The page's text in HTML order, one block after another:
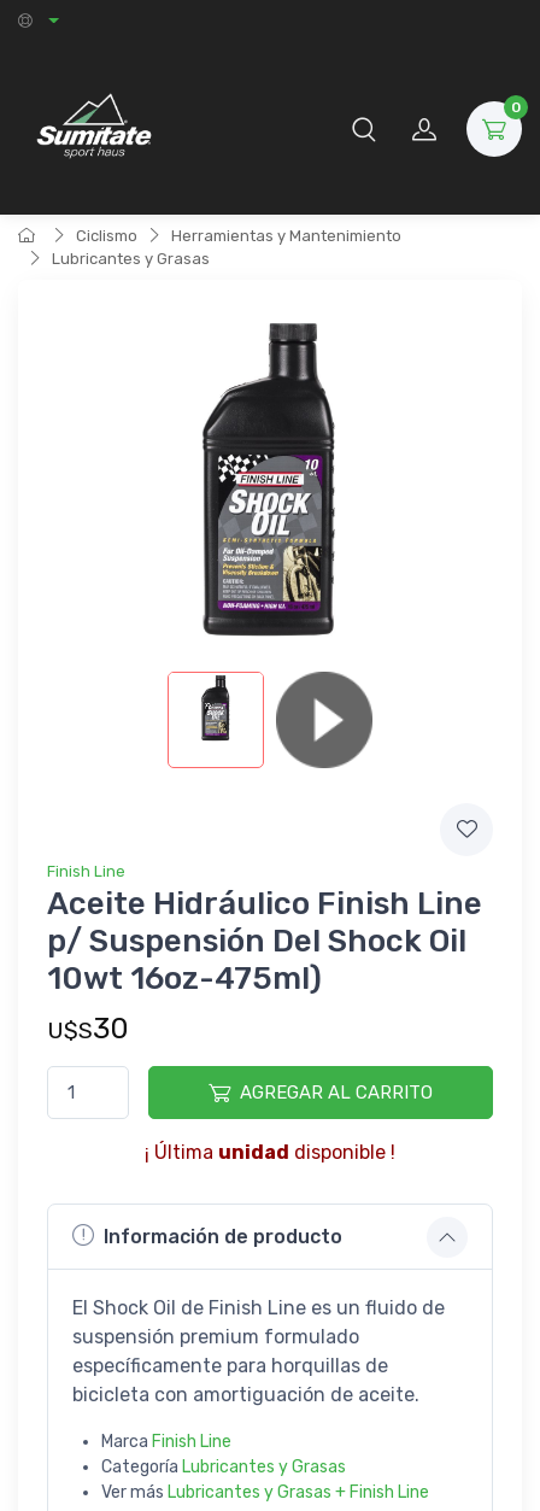
0
Ciclismo
Herramientas y Mantenimiento
Lubricantes y Grasas
Finish Line
Aceite Hidráulico Finish Line
p/ Suspensión Del Shock Oil
10wt 16oz-475ml)
U$S30
AGREGAR AL CARRITO
¡ Última unidad disponible !
Información de producto
El Shock Oil de Finish Line es un fluido de
suspensión premium formulado
específicamente para horquillas de
bicicleta con amortiguación de aceite.
Marca Finish Line
Categoría Lubricantes y Grasas
Ver más Lubricantes y Grasas + Finish Line